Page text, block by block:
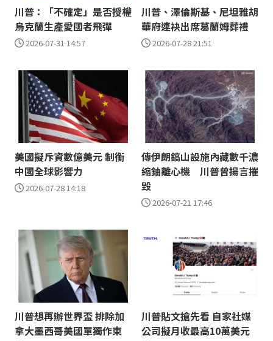
川普：「不確定」是否授權
烏克蘭生產愛國者飛彈
2026-07-31 14:57
川普、澤倫斯基、尼坦雅胡
華府連袂出席葛蘭姆葬禮
2026-07-28 21:51
美國擬斥資數億美元 制衡
中國全球影響力
2026-07-28 14:18
傳伊朗鎬山設施內藏數千濃
縮鈾離心機 川普曾揚言摧
毀
2026-07-21 17:46
川普想再辦世界盃 排除加
拿大墨西哥美國單獨作東
川普貼文搶先看 自家社媒
公司擬月收最高10萬美元